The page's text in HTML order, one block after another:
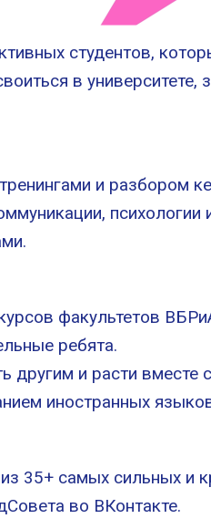
студентов,
в
и разбором
факультетов
ребята.
другим и расти вместе
иностранных
35+ самых сильных и
во ВКонтакте.